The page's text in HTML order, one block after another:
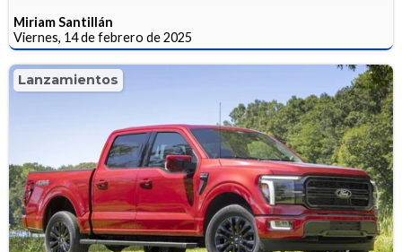
Miriam Santillán
Viernes, 14 de febrero de 2025
Lanzamientos